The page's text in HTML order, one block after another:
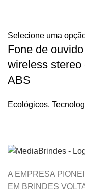
Selecione uma
Fone de ouvido
wireless stereo
ABS
Ecológicos,
A EMPRESA
EM BRINDES